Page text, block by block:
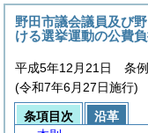
野田市議会議員及び
ける選挙運動の公費
平成5年12月21日 条
(令和7年6月27日施行)
条項目次
沿革